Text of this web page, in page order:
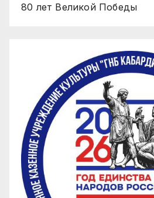
80 лет Великой Победы